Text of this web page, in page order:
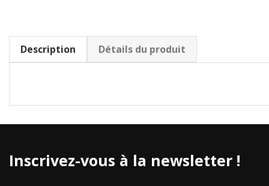
Description Détails du produit
Inscrivez-vous à la newsletter !